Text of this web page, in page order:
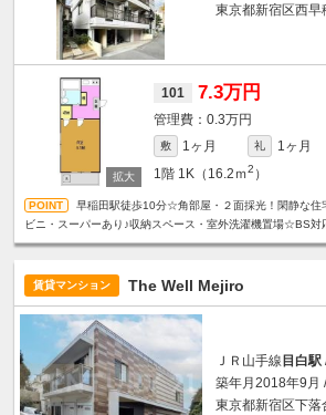
東京都新宿区西早
101 7.3万円
0.3万円
敷 1ヶ月 礼
1ヶ月
1階 1K（16.2ｍ2 ）
早稲田駅徒歩10分☆角部屋・２面採光！閑静な
ビニ・スーパーあり♪収納スペース・室外洗濯機置場☆BS対
賃貸マンション The Well Mejiro
ＪＲ山手線 目白駅
築年月2018年9月
東京都新宿区下落